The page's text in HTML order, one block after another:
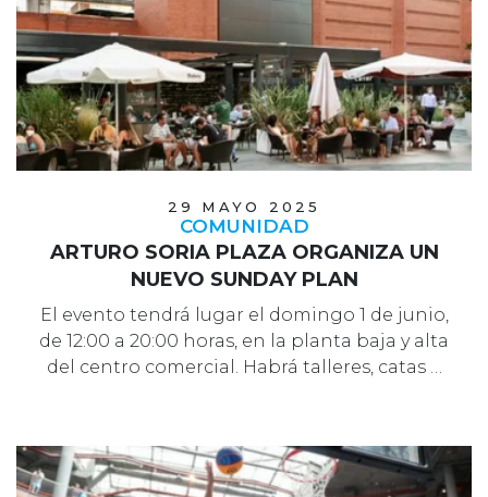
29 MAYO 2025
COMUNIDAD
ARTURO SORIA PLAZA ORGANIZA UN
NUEVO SUNDAY PLAN
El evento tendrá lugar el domingo 1 de junio,
de 12:00 a 20:00 horas, en la planta baja y alta
del centro comercial. Habrá talleres, catas …